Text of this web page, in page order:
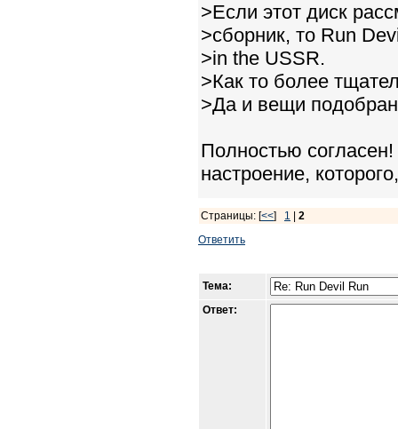
>Если этот диск
>сборник, то Run
>in the USSR.
>Как то более
>Да и вещи
Полностью
настроение,
Страницы: [<<] 1
2
Ответить
Тема:
Ответ: